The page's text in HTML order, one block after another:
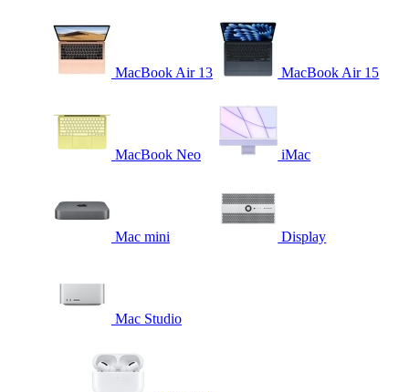
MacBook Air 13 MacBook Air 15
MacBook Neo iMac
Mac mini Display
Mac Studio